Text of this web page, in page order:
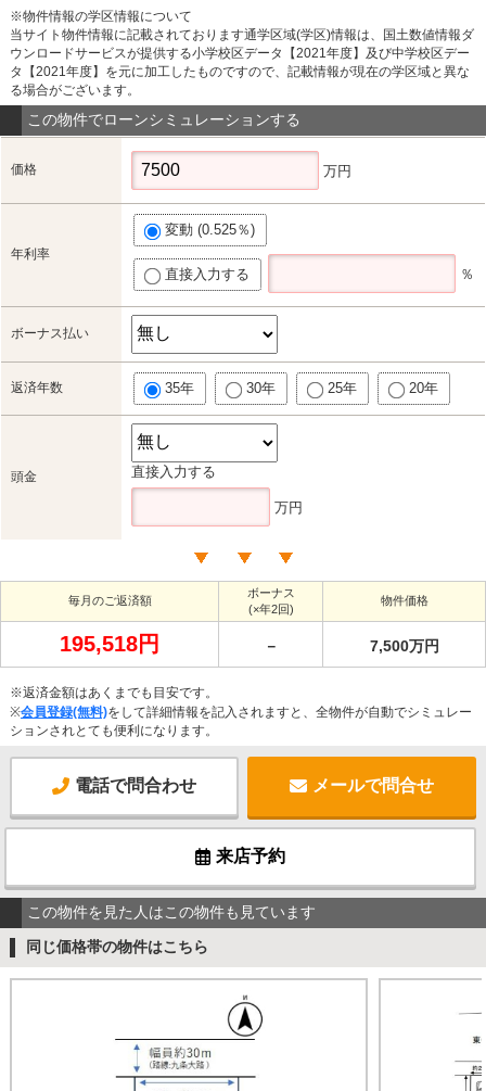
※物件情報の学区情報について
当サイト物件情報に記載されております通学区域(学区)情報は、国土数値情報ダ
ウンロードサービスが提供する小学校区データ【2021年度】及び中学校区デー
タ【2021年度】を元に加工したものですので、記載情報が現在の学区域と異な
る場合がございます。
この物件でローンシミュレーションする
価格 万円
年利率
変動 (0.525％)
直接入力する ％
ボーナス払い
返済年数 35年 30年 25年 20年
頭金 直接入力する
万円
毎月のご返済額
ボーナス
(×年2回)
物件価格
195,518円 － 7,500万円
※返済金額はあくまでも目安です。
※会員登録(無料)をして詳細情報を記入されますと、全物件が自動でシミュレー
ションされとても便利になります。
電話で問合わせ メールで問合せ
来店予約
この物件を見た人はこの物件も見ています
同じ価格帯の物件はこちら